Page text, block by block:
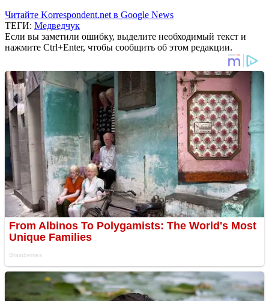
Читайте Korrespondent.net в Google News
ТЕГИ: Медведчук
Если вы заметили ошибку, выделите необходимый текст и
нажмите Ctrl+Enter, чтобы сообщить об этом редакции.